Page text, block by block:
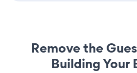
Remove the
Building Your